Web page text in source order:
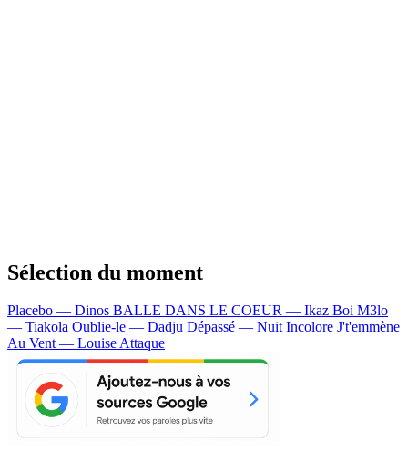
Sélection du moment
Placebo — Dinos BALLE DANS LE COEUR — Ikaz Boi M3lo
— Tiakola Oublie-le — Dadju Dépassé — Nuit Incolore J't'emmène
Au Vent — Louise Attaque